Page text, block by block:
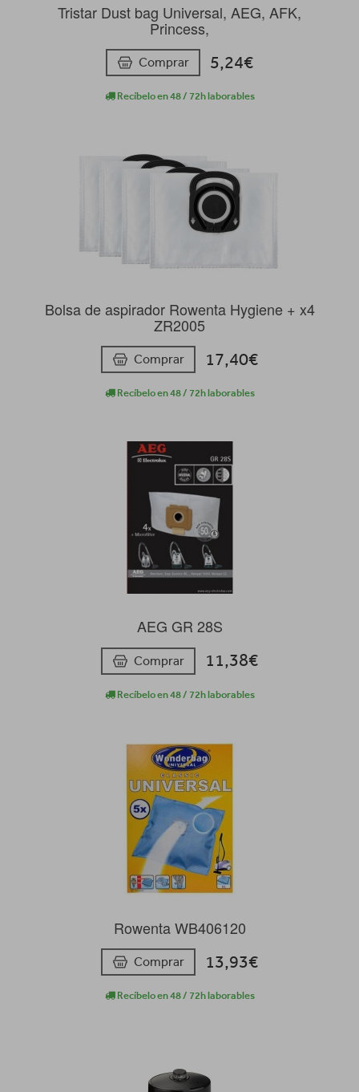
Tristar Dust bag Universal, AEG, AFK,
Princess,
Comprar 5,24€
Recíbelo en 48 / 72h laborables
Bolsa de aspirador Rowenta Hygiene + x4
ZR2005
Comprar 17,40€
Recíbelo en 48 / 72h laborables
AEG GR 28S
Comprar 11,38€
Recíbelo en 48 / 72h laborables
Rowenta WB406120
Comprar 13,93€
Recíbelo en 48 / 72h laborables